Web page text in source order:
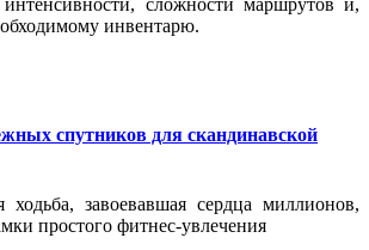
сложности маршрутов и,
инвентарю.
спутников для скандинавской
ходьба, завоевавшая сердца миллионов,
простого фитнес-увлечения